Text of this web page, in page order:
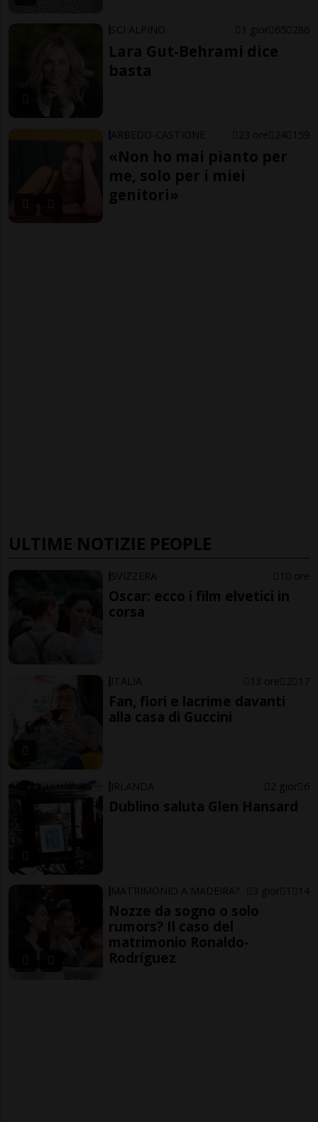
SCI ALPINO 1 gior 65 286
Lara Gut-Behrami dice
basta
ARBEDO-CASTIONE 23 ore 24 159
«Non ho mai pianto per
me, solo per i miei
genitori»
ULTIME NOTIZIE PEOPLE
SVIZZERA 10 ore
Oscar: ecco i film elvetici in
corsa
ITALIA 13 ore 2 17
Fan, fiori e lacrime davanti
alla casa di Guccini
IRLANDA 2 gior 6
Dublino saluta Glen Hansard
MATRIMONIO A MADEIRA? 3 gior 1 14
Nozze da sogno o solo
rumors? Il caso del
matrimonio Ronaldo-
Rodríguez